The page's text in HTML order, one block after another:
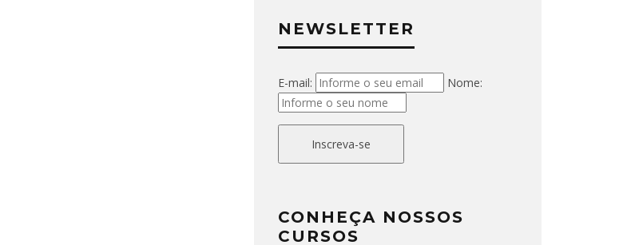
NEWSLETTER
E-mail: Nome:
Inscreva-se
CONHEÇA NOSSOS
CURSOS